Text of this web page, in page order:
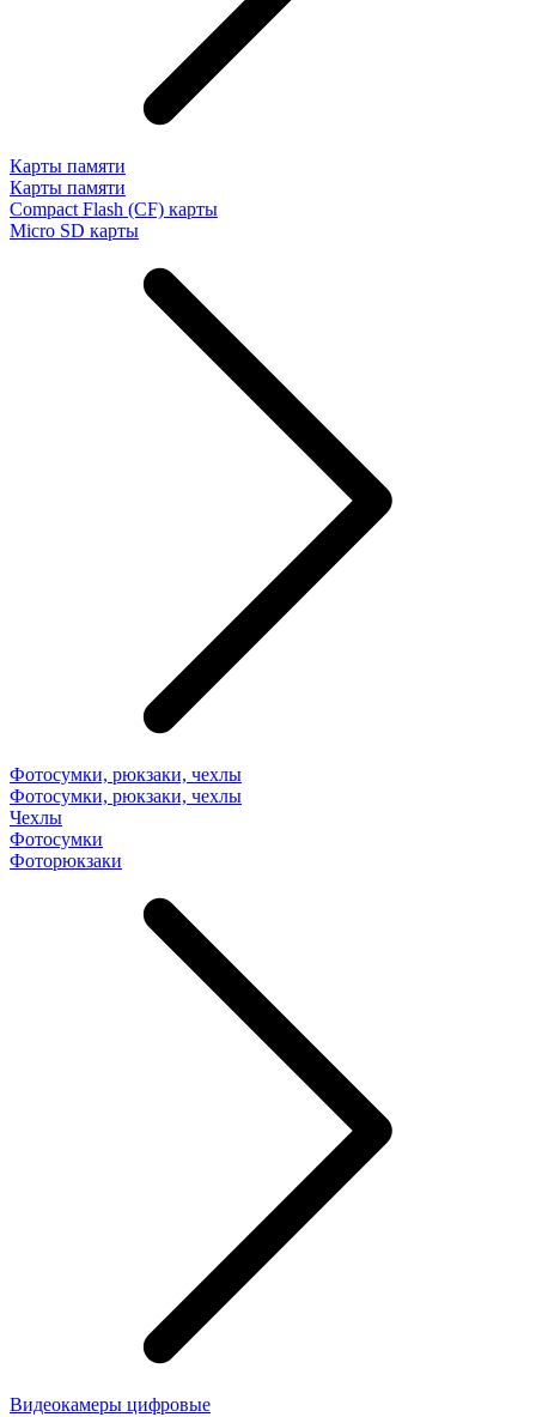
Карты памяти
Карты памяти
Compact Flash (CF) карты
Micro SD карты
Фотосумки, рюкзаки, чехлы
Фотосумки, рюкзаки, чехлы
Чехлы
Фотосумки
Фоторюкзаки
Видеокамеры цифровые